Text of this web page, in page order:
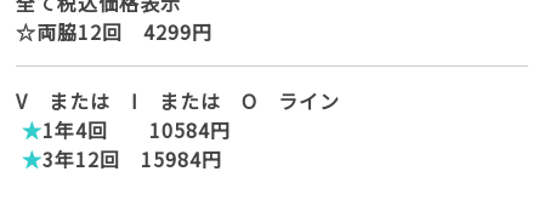
☆両脇12回 4299円
V または I または O ライン
★1年4回 10584円
★3年12回 15984円